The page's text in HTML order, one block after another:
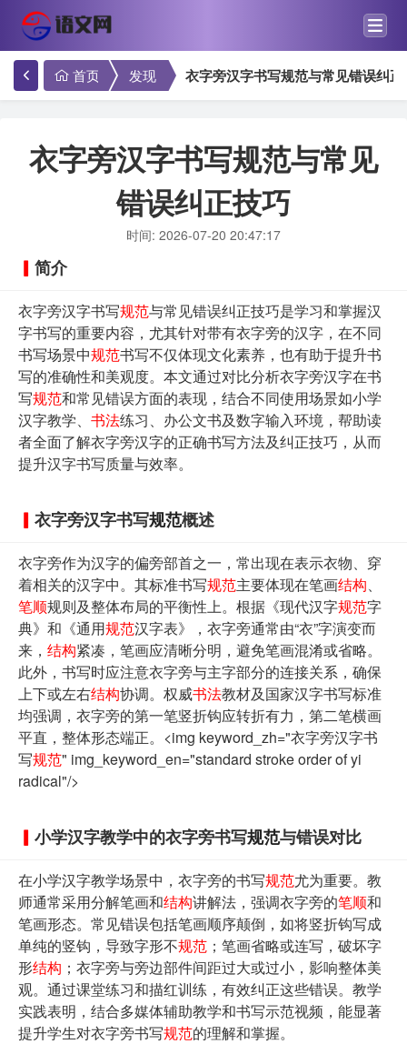
首页 发现 衣字旁汉字书写规范与常见错误纠
衣字旁汉字书写规范与常见
错误纠正技巧
时间: 2026-07-20 20:47:17
简介
衣字旁汉字书写规范与常见错误纠正技巧是学习和掌握汉
字书写的重要内容，尤其针对带有衣字旁的汉字，在不同
书写场景中规范书写不仅体现文化素养，也有助于提升书
写的准确性和美观度。本文通过对比分析衣字旁汉字在书
写规范和常见错误方面的表现，结合不同使用场景如小学
汉字教学、 书法练习、办公文书及数字输入环境，帮助读
者全面了解衣字旁汉字的正确书写方法及纠正技巧，从而
提升汉字书写质量与效率。
衣字旁汉字书写规范概述
衣字旁作为汉字的偏旁部首之一，常出现在表示衣物、穿
着相关的汉字中。其标准书写规范主要体现在笔画结构、
笔顺规则及整体布局的平衡性上。根据《现代汉字规范字
典》和《通用规范汉字表》，衣字旁通常由“衣”字演变而
来， 结构紧凑，笔画应清晰分明，避免笔画混淆或省略。
此外，书写时应注意衣字旁与主字部分的连接关系，确保
上下或左右结构协调。权威书法教材及国家汉字书写标准
均强调，衣字旁的第一笔竖折钩应转折有力，第二笔横画
平直，整体形态端正。<img keyword_zh="衣字旁汉字书
写规范" img_keyword_en="standard stroke order of yi
radical"/>
小学汉字教学中的衣字旁书写规范与错误对比
在小学汉字教学场景中，衣字旁的书写规范尤为重要。教
师通常采用分解笔画和结构讲解法，强调衣字旁的笔顺和
笔画形态。常见错误包括笔画顺序颠倒，如将竖折钩写成
单纯的竖钩，导致字形不规范 ；笔画省略或连写，破坏字
形结构 ；衣字旁与旁边部件间距过大或过小，影响整体美
观。通过课堂练习和描红训练，有效纠正这些错误。教学
实践表明，结合多媒体辅助教学和书写示范视频，能显著
提升学生对衣字旁书写规范的理解和掌握。